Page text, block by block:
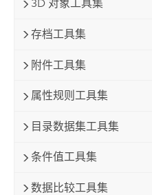
3D 对象工具集
存档工具集
附件工具集
属性规则工具集
目录数据集工具集
条件值工具集
数据比较工具集